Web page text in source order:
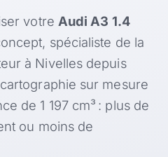
votre Audi A3 1.4
spécialiste de la
à Nivelles depuis
sur mesure
de 1 197 cm³ : plus de
ou moins de